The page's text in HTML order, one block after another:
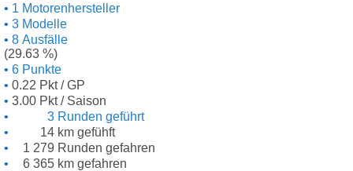
1 Motorenhersteller
3 Modelle
8 Ausfälle
(29.63 %)
6 Punkte
0.22 Pkt / GP
3.00 Pkt / Saison
3 Runden geführt
14 km gefühft
1 279 Runden gefahren
6 365 km gefahren